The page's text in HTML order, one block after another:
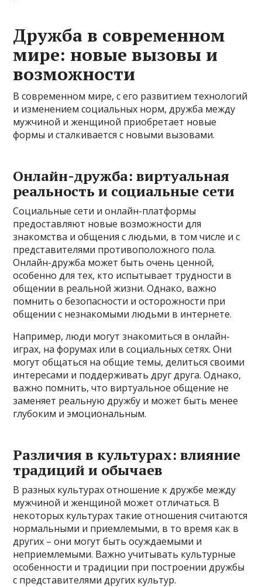
Дружба в современном
мире: новые вызовы и
возможности
В современном мире, с его развитием технологий
и изменением социальных норм, дружба между
мужчиной и женщиной приобретает новые
формы и сталкивается с новыми вызовами.
Онлайн-дружба: виртуальная
реальность и социальные сети
Социальные сети и онлайн-платформы
предоставляют новые возможности для
знакомства и общения с людьми, в том числе и с
представителями противоположного пола.
Онлайн-дружба может быть очень ценной,
особенно для тех, кто испытывает трудности в
общении в реальной жизни. Однако, важно
помнить о безопасности и осторожности при
общении с незнакомыми людьми в интернете.
Например, люди могут знакомиться в онлайн-
играх, на форумах или в социальных сетях. Они
могут общаться на общие темы, делиться своими
интересами и поддерживать друг друга. Однако,
важно помнить, что виртуальное общение не
заменяет реальную дружбу и может быть менее
глубоким и эмоциональным.
Различия в культурах: влияние
традиций и обычаев
В разных культурах отношение к дружбе между
мужчиной и женщиной может отличаться. В
некоторых культурах такие отношения считаются
нормальными и приемлемыми, в то время как в
других – они могут быть осуждаемыми и
неприемлемыми. Важно учитывать культурные
особенности и традиции при построении дружбы
с представителями других культур.